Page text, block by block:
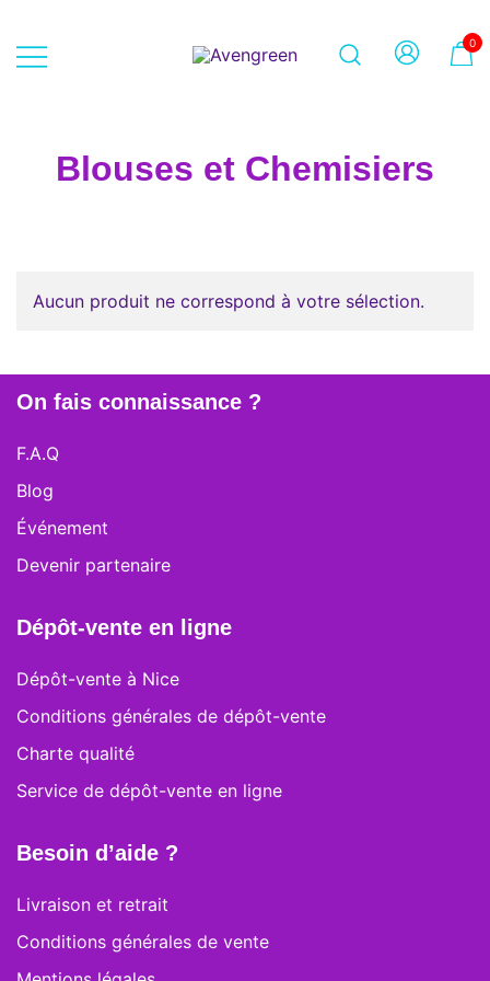
content
0
Blouses et Chemisiers
Aucun produit ne correspond à votre sélection.
On fais connaissance ?
F.A.Q
Blog
Événement
Devenir partenaire
Dépôt-vente en ligne
Dépôt-vente à Nice
Conditions générales de dépôt-vente
Charte qualité
Service de dépôt-vente en ligne
Besoin d’aide ?
Livraison et retrait
Conditions générales de vente